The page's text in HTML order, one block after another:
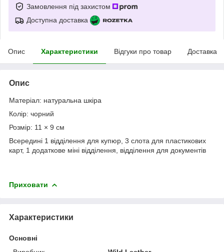
Замовлення під захистом
Доступна доставка
Опис Характеристики Відгуки про товар Доставка
Опис
Матеріал: натуральна шкіра
Колір: чорний
Розмір: 11 × 9 см
Всередині 1 відділення для купюр, 3 слота для пластикових
карт, 1 додаткове міні відділення, відділення для документів
Приховати
Характеристики
Основні